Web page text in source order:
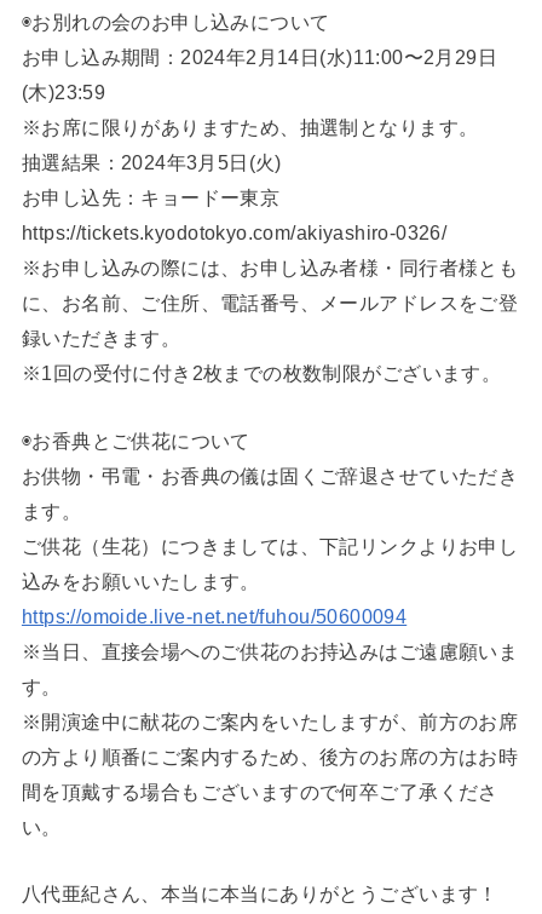
◉お別れの会のお申し込みについて
お申し込み期間：2024年2月14日(水)11:00〜2月29日
(木)23:59
※お席に限りがありますため、抽選制となります。
抽選結果：2024年3月5日(火)
お申し込先：キョードー東京
https://tickets.kyodotokyo.com/akiyashiro-0326/
※お申し込みの際には、お申し込み者様・同行者様とも
に、お名前、ご住所、電話番号、メールアドレスをご登
録いただきます。
※1回の受付に付き2枚までの枚数制限がございます。
◉お香典とご供花について
お供物・弔電・お香典の儀は固くご辞退させていただき
ます。
ご供花（生花）につきましては、下記リンクよりお申し
込みをお願いいたします。
https://omoide.live-net.net/fuhou/50600094
※当日、直接会場へのご供花のお持込みはご遠慮願いま
す。
※開演途中に献花のご案内をいたしますが、前方のお席
の方より順番にご案内するため、後方のお席の方はお時
間を頂戴する場合もございますので何卒ご了承くださ
い。
八代亜紀さん、本当に本当にありがとうございます！